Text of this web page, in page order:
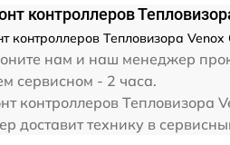
контроллеров
контроллеров Тепловизора
нам и наш менеджер
сервисном - 2 часа.
контроллеров Тепловизора
доставит технику в